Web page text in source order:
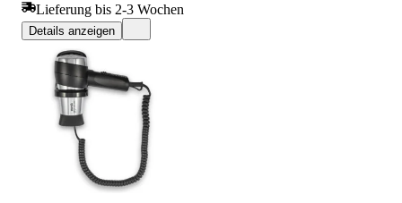
Lieferung bis 2-3 Wochen
Details anzeigen